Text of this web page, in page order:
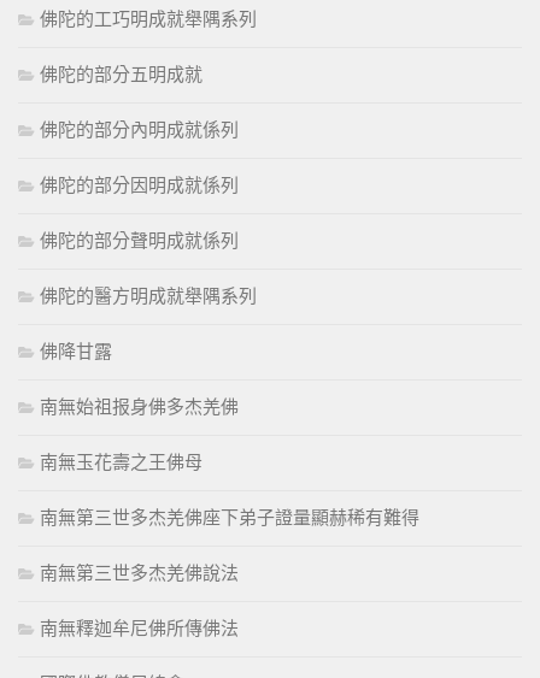
佛陀的工巧明成就舉隅系列
佛陀的部分五明成就
佛陀的部分內明成就係列
佛陀的部分因明成就係列
佛陀的部分聲明成就係列
佛陀的醫方明成就舉隅系列
佛降甘露
南無始祖报身佛多杰羌佛
南無玉花壽之王佛母
南無第三世多杰羌佛座下弟子證量顯赫稀有難得
南無第三世多杰羌佛說法
南無釋迦牟尼佛所傳佛法